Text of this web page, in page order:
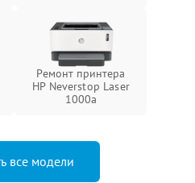
Ремонт принтера
HP Neverstop Laser
1000a
все модели